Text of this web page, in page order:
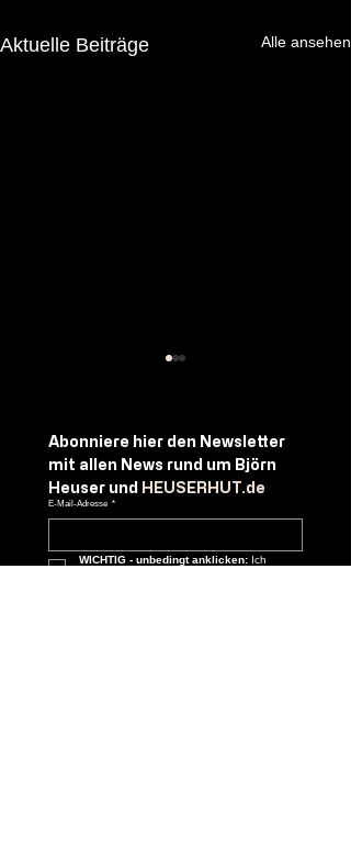
Aktuelle Beiträge Alle ansehen
Sommermärchen
Abonniere hier den Newsletter
mit allen News rund um Björn
Heuser und HEUSERHUT.de
E-Mail-Adresse *
WICHTIG - unbedingt anklicken: Ich